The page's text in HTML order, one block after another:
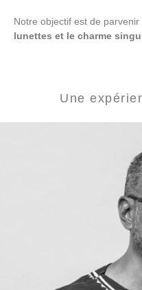
Notre objectif est de parvenir
lunettes et le charme
Une